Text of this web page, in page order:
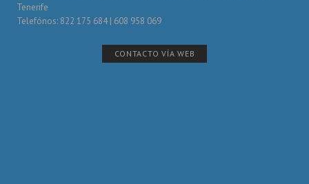
Tenerife
Telefónos: 822 175 684 | 608 958 069
CONTACTO VÍA WEB